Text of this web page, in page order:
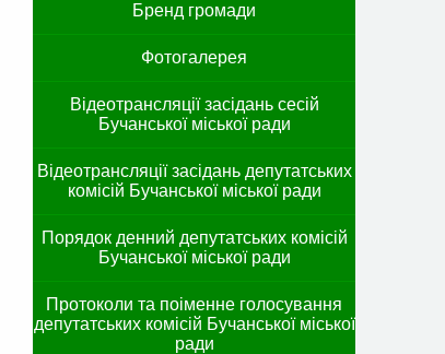
Бренд громади
Фотогалерея
Відеотрансляції засідань сесій
Бучанської міської ради
Відеотрансляції засідань депутатських
комісій Бучанської міської ради
Порядок денний депутатських комісій
Бучанської міської ради
Протоколи та поіменне голосування
депутатських комісій Бучанської міської
ради